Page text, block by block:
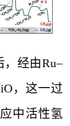
，经由Ru–
，这一过
中活性氢